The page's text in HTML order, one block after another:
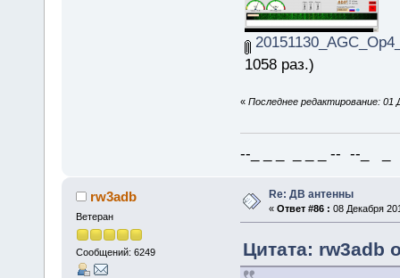
1058 раз.)
« Последнее редактирование: 01
--_ _ _ _ _ _ -- --_ _
rw3adb
Ветеран
Сообщений: 6249
Re: ДВ антенны
« Ответ #86 : 08 Декабря
Цитата: rw3adb